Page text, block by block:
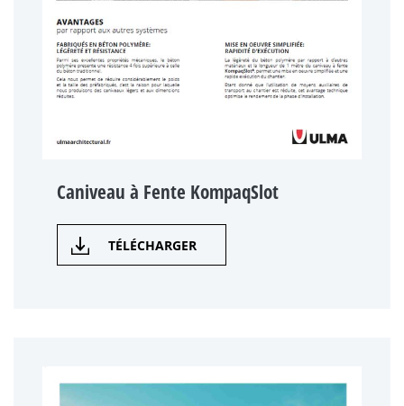
Caniveau à Fente KompaqSlot
TÉLÉCHARGER